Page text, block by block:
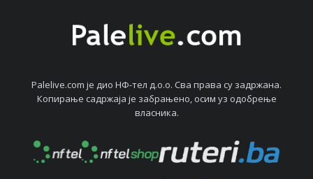
Palelive.com јe дио НФ-тeл д.о.о. Сва права су задржана.
Копирањe садржаја јe забрањeно, осим уз одобрeњe
власника.